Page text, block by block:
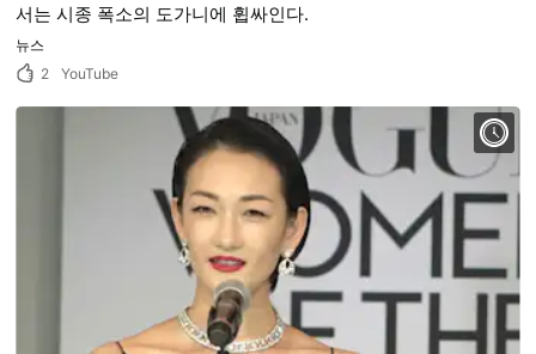
서는 시종 폭소의 도가니에 휩싸인다.
뉴스
2
YouTube